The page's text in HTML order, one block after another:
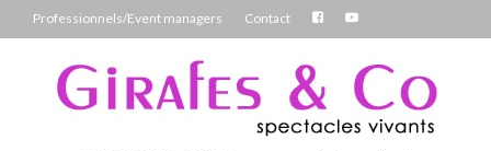
Professionnels/Event managers Contact